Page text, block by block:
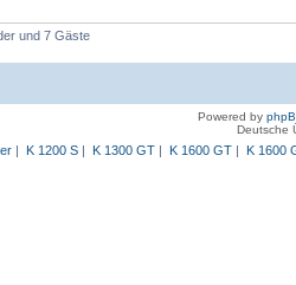
und 7 Gäste
Powered by
Deutsche
| K 1200 S| K 1300 GT| K 1600 GT| K 1600